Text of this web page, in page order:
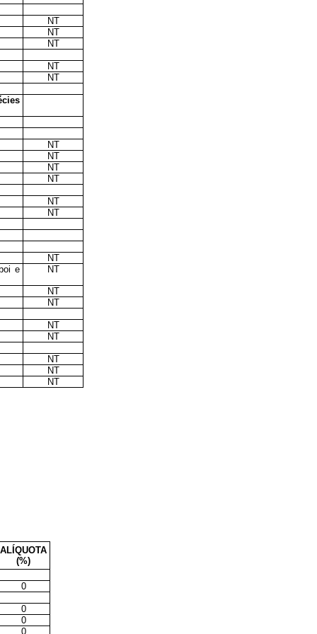
NT
NT
NT
NT
NT
NT
NT
NT
NT
NT
NT
NT
e
NT
NT
NT
NT
NT
NT
NT
NT
ALÍQUOTA
(%)
0
0
0
0